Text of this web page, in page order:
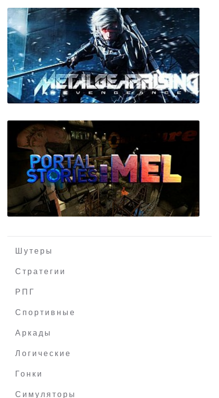
Rogue Heroes: Ruins of Tasos
Metal Gear Rising: Revengeance
Шутеры
Стратегии
РПГ
Спортивные
Аркады
Логические
Гонки
Симуляторы